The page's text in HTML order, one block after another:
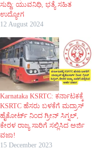
ಸುದ್ದಿ: ಯುವನಿಧಿ, ಭತ್ಯೆ ಸಹಿತ
ಉದ್ಯೋಗ
12 August 2024
Karnataka KSRTC: ಕರ್ನಾಟಕಕ್ಕೆ
KSRTC ಹೆಸರು ಬಳಕೆಗೆ ಮದ್ರಾಸ್
ಹೈಕೋರ್ಟ್ ನಿಂದ ಗ್ರೀನ್ ಸಿಗ್ನಲ್,
ಕೇರಳ ರಾಜ್ಯ ಸಾರಿಗೆ ಸಲ್ಲಿಸಿದ ಅರ್ಜಿ
ವಜಾ!
15 December 2023